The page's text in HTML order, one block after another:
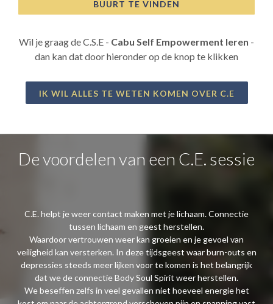
BUURT TE VINDEN
Wil je graag de C.S.E - Cabu Self Empowerment leren -
dan kan dat door hieronder op de knop te klikken
IK WIL ALLES TE WETEN KOMEN OVER C.E
De voordelen van een C.E. sessie
C.E. helpt je weer contact maken met je lichaam. Connectie
tussen lichaam en geest herstellen.
Waardoor vertrouwen weer kan groeien en je gevoel van
veiligheid kan versterken. In deze tijdsgeest waar burn-outs en
depressies steeds meer lijken voor te komen is het belangrijk
dat we de connectie Body Soul Spirit weer herstellen.
We beseffen zelfs in veel gevallen niet hoeveel energie het